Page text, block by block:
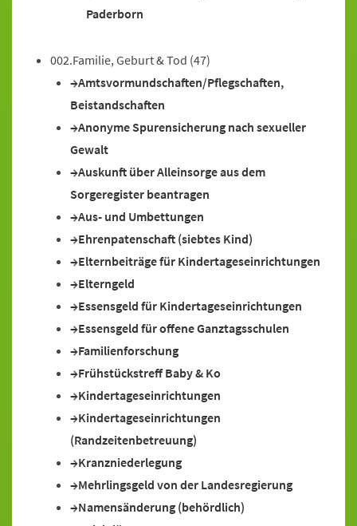
Paderborn
002.Familie, Geburt & Tod (47)
Amtsvormundschaften/Pflegschaften,
Beistandschaften
Anonyme Spurensicherung nach sexueller
Gewalt
Auskunft über Alleinsorge aus dem
Sorgeregister beantragen
Aus- und Umbettungen
Ehrenpatenschaft (siebtes Kind)
Elternbeiträge für Kindertageseinrichtungen
Elterngeld
Essensgeld für Kindertageseinrichtungen
Essensgeld für offene Ganztagsschulen
Familienforschung
Frühstückstreff Baby & Ko
Kindertageseinrichtungen
Kindertageseinrichtungen
(Randzeitenbetreuung)
Kranzniederlegung
Mehrlingsgeld von der Landesregierung
Namensänderung (behördlich)